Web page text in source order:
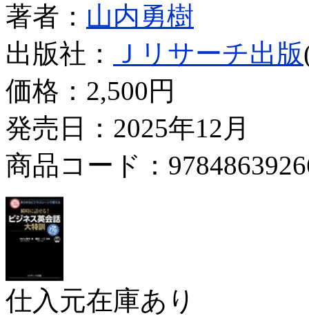
著者： 山内勇樹
出版社：
Ｊリサーチ出版
価格： 2,500円
発売日：2025年12月
商品コード：
仕入元在庫あり